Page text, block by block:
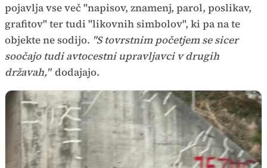
pojavlja vse več "napisov, znamenj, parol, poslikav,
grafitov" ter tudi "likovnih simbolov", ki pa na te
objekte ne sodijo. "S tovrstnim početjem se sicer
soočajo tudi avtocestni upravljavci v drugih
državah," dodajajo.